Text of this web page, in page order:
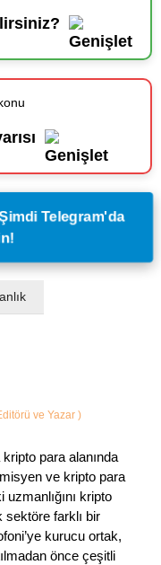
Telegram'da
ve Yazar )
para alanında
ve kripto para
kripto
farklı bir
kurucu ortak,
önce çeşitli